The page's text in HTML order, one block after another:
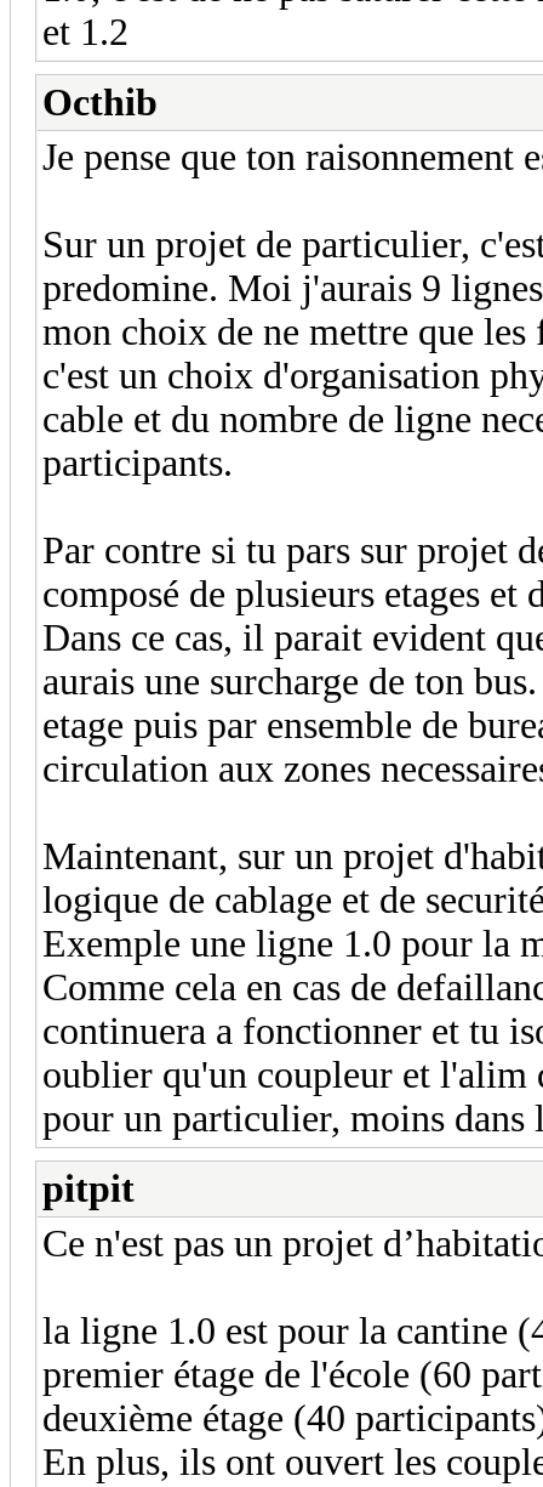
et 1.2
Octhib
Je pense que ton raisonnement
Sur un projet de particulier,
predomine. Moi j'aurais 9
mon choix de ne mettre que
c'est un choix d'organisation
cable et du nombre de ligne
participants.
Par contre si tu pars sur projet
composé de plusieurs etages et
Dans ce cas, il parait evident
aurais une surcharge de ton
etage puis par ensemble de
circulation aux zones
Maintenant, sur un projet
logique de cablage et de
Exemple une ligne 1.0 pour la
Comme cela en cas de
continuera a fonctionner et tu
oublier qu'un coupleur et l'alim
pour un particulier, moins dans
pitpit
Ce n'est pas un projet
la ligne 1.0 est pour la cantine
premier étage de l'école (60
deuxième étage (40
En plus, ils ont ouvert les